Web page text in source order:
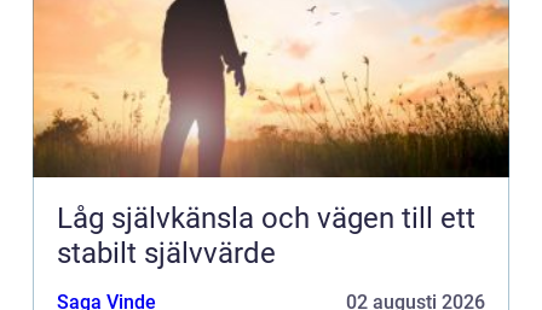
Låg självkänsla och vägen till ett
stabilt självvärde
Saga Vinde 02 augusti 2026